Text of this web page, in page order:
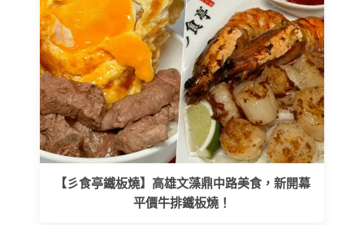
【彡食亭鐵板燒】高雄文藻鼎中路美食，新開幕
平價牛排鐵板燒！